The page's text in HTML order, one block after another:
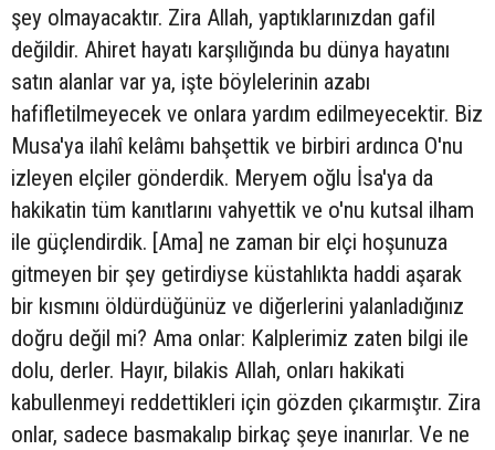
şey olmayacaktır. Zira Allah, yaptıklarınızdan gafil
değildir. Ahiret hayatı karşılığında bu dünya hayatını
satın alanlar var ya, işte böylelerinin azabı
hafifletilmeyecek ve onlara yardım edilmeyecektir. Biz
Musa'ya ilahî kelâmı bahşettik ve birbiri ardınca O'nu
izleyen elçiler gönderdik. Meryem oğlu İsa'ya da
hakikatin tüm kanıtlarını vahyettik ve o'nu kutsal ilham
ile güçlendirdik. [Ama] ne zaman bir elçi hoşunuza
gitmeyen bir şey getirdiyse küstahlıkta haddi aşarak
bir kısmını öldürdüğünüz ve diğerlerini yalanladığınız
doğru değil mi? Ama onlar: Kalplerimiz zaten bilgi ile
dolu, derler. Hayır, bilakis Allah, onları hakikati
kabullenmeyi reddettikleri için gözden çıkarmıştır. Zira
onlar, sadece basmakalıp birkaç şeye inanırlar. Ve ne